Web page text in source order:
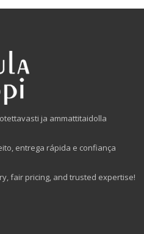
ja ammattitaidolla
entrega rápida e confiança
fair pricing, and trusted expertise!